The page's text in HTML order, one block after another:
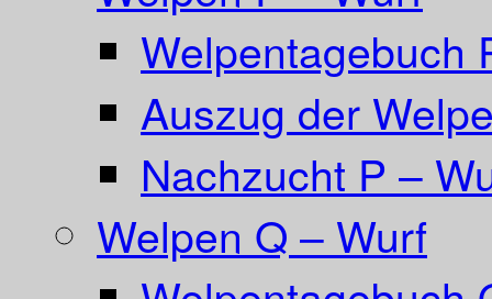
Welpentagebuch
Auszug der
Nachzucht P –
Welpen Q – Wurf